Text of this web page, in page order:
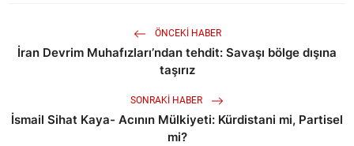
ÖNCEKI HABER
İran Devrim Muhafızları’ndan tehdit: Savaşı bölge dışına
taşırız
SONRAKI HABER
İsmail Sihat Kaya- Acının Mülkiyeti: Kürdistani mi, Partisel
mi?